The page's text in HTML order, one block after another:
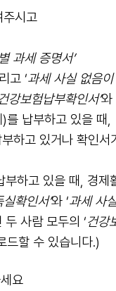
시고
과세 증명서’
고 ‘과세 사실 없음
강보험납부확인서’와
를 납부하고 있을 때,
하고 있거나 확인서
하고 있을 때, 경제
실확인서’와 ‘과세 사
사람 모두의 ‘건강
할 수 있습니다.)
요